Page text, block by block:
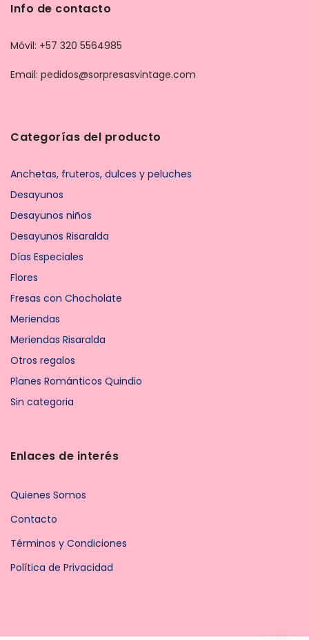
Info de contacto
Móvil: +57 320 5564985
Email: pedidos@sorpresasvintage.com
Categorías del producto
Anchetas, fruteros, dulces y peluches
Desayunos
Desayunos niños
Desayunos Risaralda
Días Especiales
Flores
Fresas con Chocholate
Meriendas
Meriendas Risaralda
Otros regalos
Planes Románticos Quindio
Sin categoria
Enlaces de interés
Quienes Somos
Contacto
Términos y Condiciones
Política de Privacidad